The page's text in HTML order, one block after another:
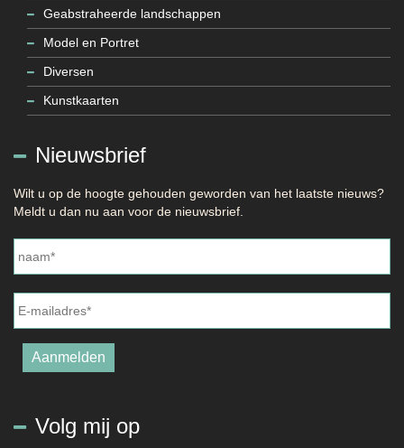
Geabstraheerde landschappen
Model en Portret
Diversen
Kunstkaarten
Nieuwsbrief
Wilt u op de hoogte gehouden geworden van het laatste nieuws?
Meldt u dan nu aan voor de nieuwsbrief.
Aanmelden
Volg mij op